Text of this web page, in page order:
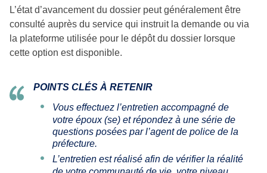
L’état d’avancement du dossier peut généralement être
consulté auprès du service qui instruit la demande ou via
la plateforme utilisée pour le dépôt du dossier lorsque
cette option est disponible.
POINTS CLÉS À RETENIR
Vous effectuez l’entretien accompagné de
votre époux (se) et répondez à une série de
questions posées par l’agent de police de la
préfecture.
L’entretien est réalisé afin de vérifier la réalité